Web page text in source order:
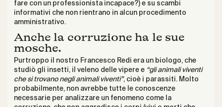
fare con un professionista incapace?) e su scambi
informativi che non rientrano in alcun procedimento
amministrativo.
Anche la corruzione ha le sue
mosche.
Purtroppo il nostro Francesco Redi era un biologo, che
studiò gli insetti, il veleno delle vipere e “gli animali viventi
che si trovano negli animali viventi”, cioè i parassiti. Molto
probabilmente, non avrebbe tutte le conoscenze
necessarie per analizzare un fenomeno come la